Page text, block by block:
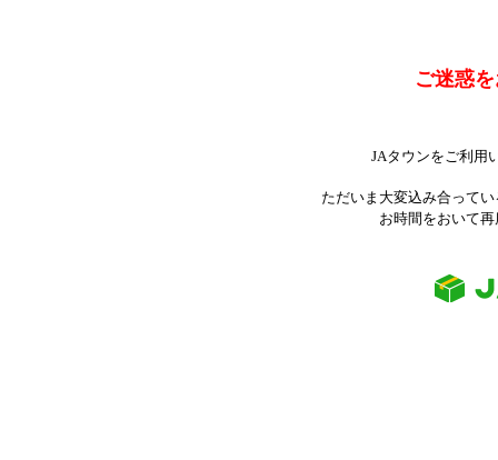
ご迷惑
JAタウンをご利用
ただいま大変込み合って
お時間をおいて